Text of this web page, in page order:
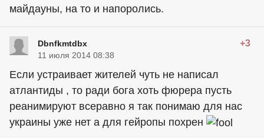
майдауны, на то и напоролись.
Dbnfkmtdbx +3
11 июля 2014 08:38
Если устраивает жителей чуть не написал
атлантиды , то ради бога хоть фюрера пусть
реанимируют всеравно я так понимаю для нас
украины уже нет а для гейропы похрен